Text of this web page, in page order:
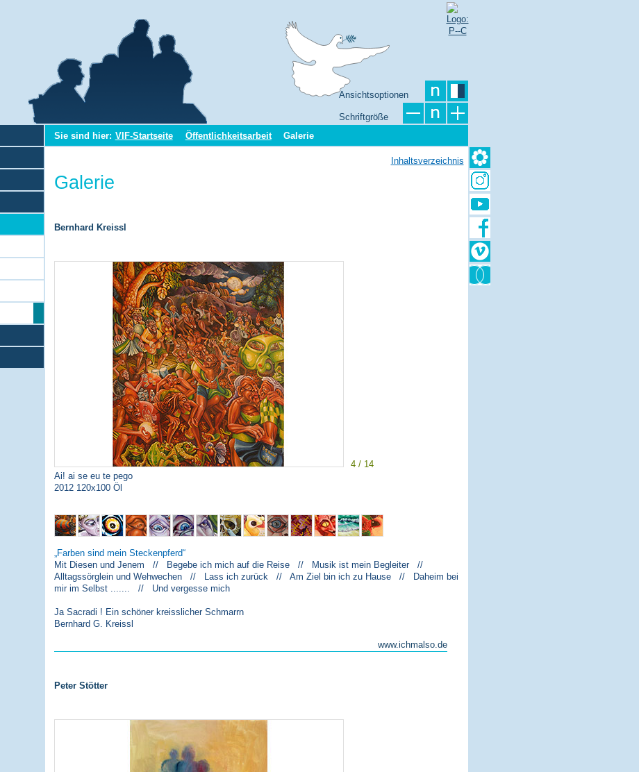
Ansichtsoptionen
Schriftgröße
Sie sind hier: VIF-Startseite Öffentlichkeitsarbeit Galerie
Inhaltsverzeichnis
Galerie
Bernhard Kreissl
4 / 14
Ai! ai se eu te pego
2012 120x100 Öl
Farben sind mein Steckenpferd
Mit Diesen und Jenem // Begebe ich mich auf die Reise // Musik ist mein Begleiter //
Alltagssörglein und Wehwechen // Lass ich zurück // Am Ziel bin ich zu Hause // Daheim bei
mir im Selbst ....... // Und vergesse mich
Ja Sacradi ! Ein schöner kreisslicher Schmarrn
Bernhard G. Kreissl
www.ichmalso.de
Peter Stötter